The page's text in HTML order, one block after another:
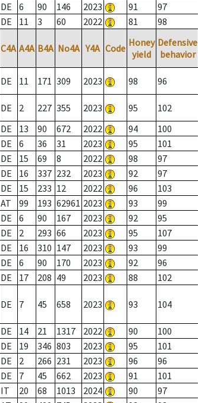
DE 6 90 146 2023 91 97
DE 11 3 60 2022 81 98
C4A A4A B4A No4A Y4A Code Honey
yield
Defensive
behavior
DE 11 171 309 2023 98 96
DE 2 227 355 2023 95 102
DE 13 90 672 2022 94 100
DE 6 36 31 2023 95 101
DE 15 69 8 2022 98 97
DE 16 337 232 2023 92 97
DE 15 233 12 2022 96 103
AT 99 193 62961 2023 93 99
DE 6 90 167 2023 92 95
DE 2 293 66 2023 95 107
DE 16 310 147 2023 93 99
DE 6 90 170 2023 92 96
DE 17 208 49 2023 88 102
DE 7 45 658 2023 93 104
DE 14 21 1317 2022 90 100
DE 19 346 803 2023 95 101
DE 2 266 231 2023 96 96
DE 7 45 662 2023 91 101
IT 20 68 1013 2024 90 97